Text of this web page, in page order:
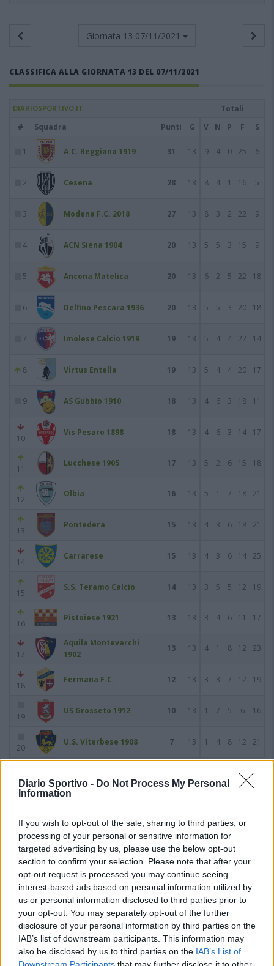
Diario Sportivo - Do Not Process My Personal
Information
If you wish to opt-out of the sale, sharing to third parties, or
processing of your personal or sensitive information for
targeted advertising by us, please use the below opt-out
section to confirm your selection. Please note that after your
opt-out request is processed you may continue seeing
interest-based ads based on personal information utilized by
us or personal information disclosed to third parties prior to
your opt-out. You may separately opt-out of the further
disclosure of your personal information by third parties on the
IAB’s list of downstream participants. This information may
also be disclosed by us to third parties on the IAB’s List of
Downstream Participants that may further disclose it to other
Giornata 13 07/11/2021
CLASSIFICA ALLA GIORNATA 13 DEL 07/11/2021
DIARIOSPORTIVO.IT
Totali
#
Squadra Punti G V N P F S
1 A.C. Reggiana 1919 31 13 9 4 0 25 6
2 Cesena 28 13 8 4 1 16 5
3 Modena F.C. 2018 27 13 8 3 2 22 9
4 ACN Siena 1904 20 13 5 5 3 15 9
5 Ancona Matelica 20 13 6 2 5 22 18
6 Delfino Pescara 1936 20 13 5 5 3 20 18
7 Imolese Calcio 1919 19 13 5 4 4 22 14
8 Virtus Entella 19 13 5 4 4 20 17
9 AS Gubbio 1910 18 13 4 6 3 18 11
10
Vis Pesaro 1898 18 13 4 6 3 14 17
11
Lucchese 1905 17 13 5 2 6 15 18
12
Olbia 16 13 5 1 7 18 21
13
Pontedera 15 13 4 3 6 18 21
14
Carrarese 15 13 4 3 6 14 25
15
S.S. Teramo Calcio 14 13 3 5 5 12 19
16
Pistoiese 1921 13 13 3 4 6 11 17
17
Aquila Montevarchi
1902
13 13 4 1 8 12 23
18
Fermana F.C. 12 13 3 3 7 12 19
19
US Grosseto 1912 10 13 1 7 5 6 16
20
U.S. Viterbese 1908 7 13 1 4 8 12 21
Giornata 13 07/11/2021